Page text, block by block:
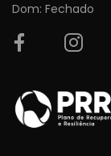
Dom: Fechado